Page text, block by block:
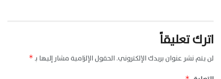
اترك تعليقاً
لن يتم نشر عنوان بريدك الإلكتروني. الحقول الإلزامية مشار إليها بـ*